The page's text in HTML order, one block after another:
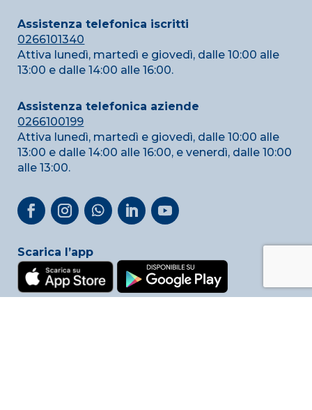
Assistenza telefonica iscritti
0266101340
Attiva lunedì, martedì e giovedì, dalle 10:00 alle
13:00 e dalle 14:00 alle 16:00.
Assistenza telefonica aziende
0266100199
Attiva lunedì, martedì e giovedì, dalle 10:00 alle
13:00 e dalle 14:00 alle 16:00, e venerdì, dalle 10:00
alle 13:00.
Scarica l’app